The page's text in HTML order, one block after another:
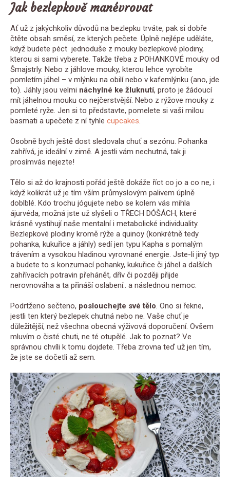
Jak bezlepkově manévrovat
Ať už z jakýchkoliv důvodů na bezlepku trváte, pak si dobře
čtěte obsah směsí, ze kterých pečete. Úplně nejlépe uděláte,
když budete péct jednoduše z mouky bezlepkové plodiny,
kterou si sami vyberete. Takže třeba z POHANKOVÉ mouky od
Šmajstrly. Nebo z jáhlove mouky, kterou lehce vyrobíte
pomletím jáhel – v mlýnku na obilí nebo v kafemlýnku (ano, jde
to). Jáhly jsou velmi náchylné ke žluknutí, proto je žádoucí
mít jáhelnou mouku co nejčerstvější. Nebo z rýžove mouky z
pomleté ryže. Jen si to představte, pomelete si vaši milou
basmati a upečete z ní tyhle cupcakes.
Osobně bych ještě dost sledovala chuť a sezónu. Pohanka
zahřívá, je ideální v zimě. A jestli vám nechutná, tak ji
prosímvás nejezte!
Tělo si až do krajnosti pořád ještě dokáže říct co jo a co ne, i
když kolikrát už je tím vším průmyslovým palivem úplně
doblblé. Kdo trochu jógujete nebo se kolem vás mihla
ájurvéda, možná jste už slyšeli o TŘECH DÓŠÁCH, které
krásně vystihují naše mentalní i metabolické individuality.
Bezlepkové plodiny kromě rýže a quinoy (konkrétně tedy
pohanka, kukuřice a jáhly) sedí jen typu Kapha s pomalým
trávením a vysokou hladinou vyrovnané energie. Jste-li jiný typ
a budete to s konzumací pohanky, kukuřice či jáhel a dalších
zahřívacích potravin přehánět, dřív či později přijde
nerovnováha a ta přináší oslabení.. a následnou nemoc.
Podrtženo sečteno, poslouchejte své tělo. Ono si řekne,
jestli ten který bezlepek chutná nebo ne. Vaše chuť je
důležitější, než všechna obecná výživová doporučení. Ovšem
mluvím o čisté chuti, ne té otupělé. Jak to poznat? Ve
správnou chvíli k tomu dojdete. Třeba zrovna teď už jen tím,
že jste se dočetli až sem.